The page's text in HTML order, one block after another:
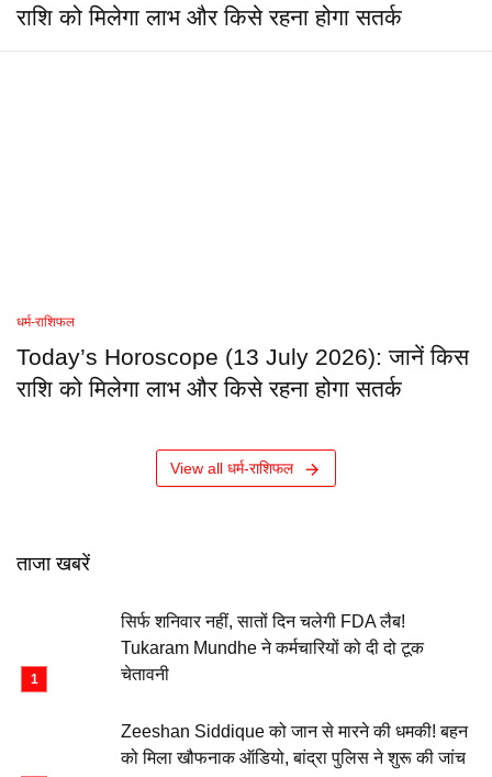
राशि को मिलेगा लाभ और किसे रहना होगा सतर्क
धर्म-राशिफल
Today’s Horoscope (13 July 2026): जानें किस
राशि को मिलेगा लाभ और किसे रहना होगा सतर्क
View all धर्म-राशिफल
ताजा खबरें
सिर्फ शनिवार नहीं, सातों दिन चलेगी FDA लैब!
Tukaram Mundhe ने कर्मचारियों को दी दो टूक
चेतावनी
Zeeshan Siddique को जान से मारने की धमकी! बहन
को मिला खौफनाक ऑडियो, बांद्रा पुलिस ने शुरू की जांच